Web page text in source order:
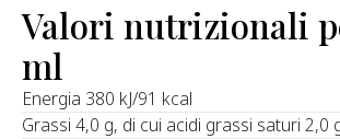
Valori nutrizionali
ml
Energia 380 kJ/91 kcal
Grassi 4,0 g, di cui acidi grassi saturi 2,0